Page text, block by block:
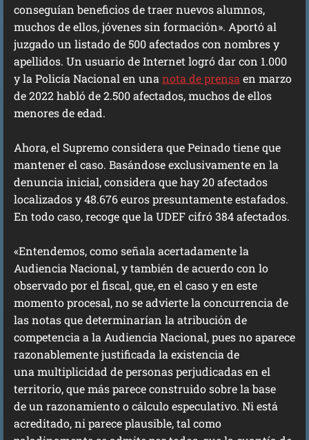
conseguían beneficios de traer nuevos alumnos,
muchos de ellos, jóvenes sin formación». Aportó al
juzgado un listado de 500 afectados con nombres y
apellidos. Un usuario de Internet logró dar con 1.000
y la Policía Nacional en una nota de prensa en marzo
de 2022 habló de 2.500 afectados, muchos de ellos
menores de edad.
Ahora, el Supremo considera que Peinado tiene que
mantener el caso. Basándose exclusivamente en la
denuncia inicial, considera que hay 20 afectados
localizados y 48.676 euros presuntamente estafados.
En todo caso, recoge que la UDEF cifró 384 afectados.
«Entendemos, como señala acertadamente la
Audiencia Nacional, y también de acuerdo con lo
observado por el fiscal, que, en el caso y en este
momento procesal, no se advierte la concurrencia de
las notas que determinarían la atribución de
competencia a la Audiencia Nacional, pues no aparece
razonablemente justificada la existencia de
una multiplicidad de personas perjudicadas en el
territorio, que más parece construido sobre la base
de un razonamiento o cálculo especulativo. Ni está
acreditado, ni parece plausible, tal como